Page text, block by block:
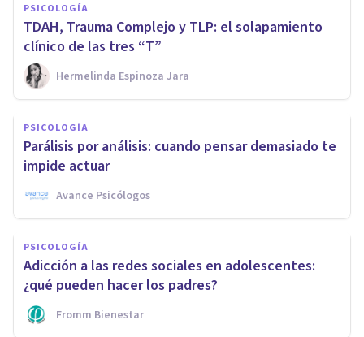
PSICOLOGÍA
TDAH, Trauma Complejo y TLP: el solapamiento
clínico de las tres “T”
Hermelinda Espinoza Jara
PSICOLOGÍA
Parálisis por análisis: cuando pensar demasiado te
impide actuar
Avance Psicólogos
PSICOLOGÍA
Adicción a las redes sociales en adolescentes:
¿qué pueden hacer los padres?
Fromm Bienestar